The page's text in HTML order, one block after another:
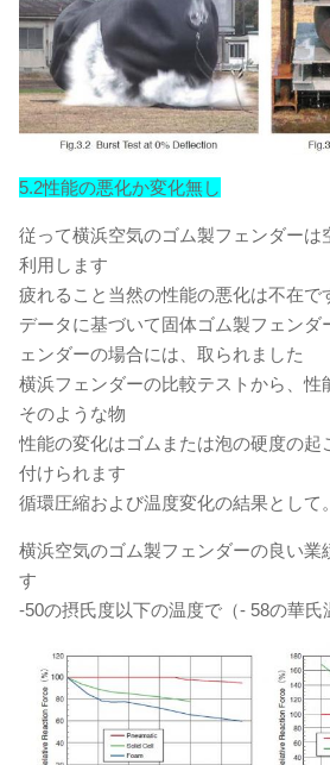
5.2性能の悪化か変化無し
従って横浜空気のゴム製フェンダーは
利用します
疲れること当然の性能の悪化は不在で
データに基づいて固体ゴム製フェンダ
ェンダーの場合には、取られました
横浜フェンダーの比較テストから、性
そのような物
性能の変化はゴムまたは泡の硬度の起
付けられます
循環圧縮および温度変化の結果として。
横浜空気のゴム製フェンダーの良い業
す
-50の摂氏度以下の温度で（- 58の華氏